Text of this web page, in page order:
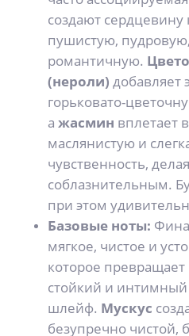
создают
пушистую,
романтичную.
(нероли) добавляет
горьковато-
а жасмин вплетает
маслянистую и
чувственность,
соблазнительным.
при этом
Базовые ноты:
мягкое, чистое и
которое
стойкий и интимный
шлейф. Мускус
безупречно чистой,